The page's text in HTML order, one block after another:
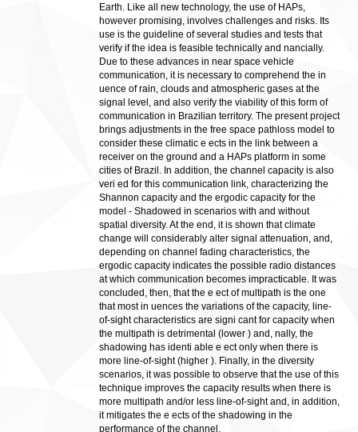
Earth. Like all new technology, the use of HAPs,
however promising, involves challenges and risks. Its
use is the guideline of several studies and tests that
verify if the idea is feasible technically and nancially.
Due to these advances in near space vehicle
communication, it is necessary to comprehend the in
uence of rain, clouds and atmospheric gases at the
signal level, and also verify the viability of this form of
communication in Brazilian territory. The present project
brings adjustments in the free space pathloss model to
consider these climatic e ects in the link between a
receiver on the ground and a HAPs platform in some
cities of Brazil. In addition, the channel capacity is also
veri ed for this communication link, characterizing the
Shannon capacity and the ergodic capacity for the
model - Shadowed in scenarios with and without
spatial diversity. At the end, it is shown that climate
change will considerably alter signal attenuation, and,
depending on channel fading characteristics, the
ergodic capacity indicates the possible radio distances
at which communication becomes impracticable. It was
concluded, then, that the e ect of multipath is the one
that most in uences the variations of the capacity, line-
of-sight characteristics are signi cant for capacity when
the multipath is detrimental (lower ) and, nally, the
shadowing has identi able e ect only when there is
more line-of-sight (higher ). Finally, in the diversity
scenarios, it was possible to observe that the use of this
technique improves the capacity results when there is
more multipath and/or less line-of-sight and, in addition,
it mitigates the e ects of the shadowing in the
performance of the channel.